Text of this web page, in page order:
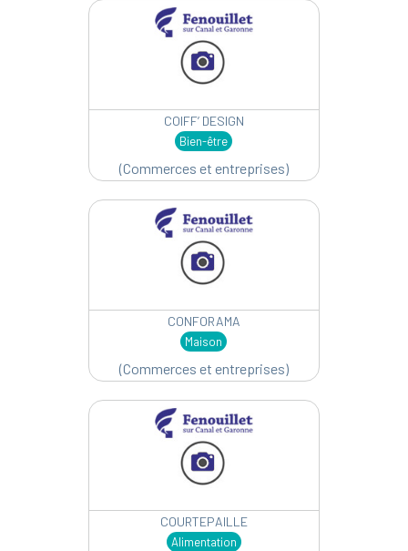
COIFF’ DESIGN
Bien-être
(Commerces et entreprises)
CONFORAMA
Maison
(Commerces et entreprises)
COURTEPAILLE
Alimentation